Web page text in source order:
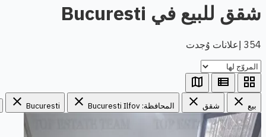
شقق للبيع في Bucuresti
354 إعلانات وُجدت
grid_view
view_list
map
بيع close شقق close المحافظة: Bucuresti Ilfov close
Bucuresti
close